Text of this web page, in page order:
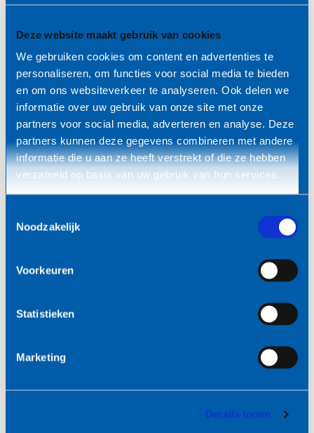
Deze website maakt gebruik van cookies
We gebruiken cookies om content en advertenties te
personaliseren, om functies voor social media te bieden
en om ons websiteverkeer te analyseren. Ook delen we
informatie over uw gebruik van onze site met onze
partners voor social media, adverteren en analyse. Deze
partners kunnen deze gegevens combineren met andere
informatie die u aan ze heeft verstrekt of die ze hebben
verzameld op basis van uw gebruik van hun services.
Noodzakelijk
Voorkeuren
Statistieken
Marketing
Details tonen
concurrentieanalyse: alles kan profiteren van de juiste
inzet van AI.
Wat ga je doen?
Je leert de basis van prompt engineering en
context engineering
Je ziet praktijkvoorbeelden van effectieve AI-
chatbots
Je werk direct aan toepassingen voor jouw
organisatie
Je start met een idee dat de meeste impact heeft
Je werkt dit idee uit tot een direct inzetbare
Je krijgt feedback en begeleiding van AI-experts